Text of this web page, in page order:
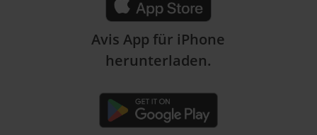
Avis App für iPhone
herunterladen.